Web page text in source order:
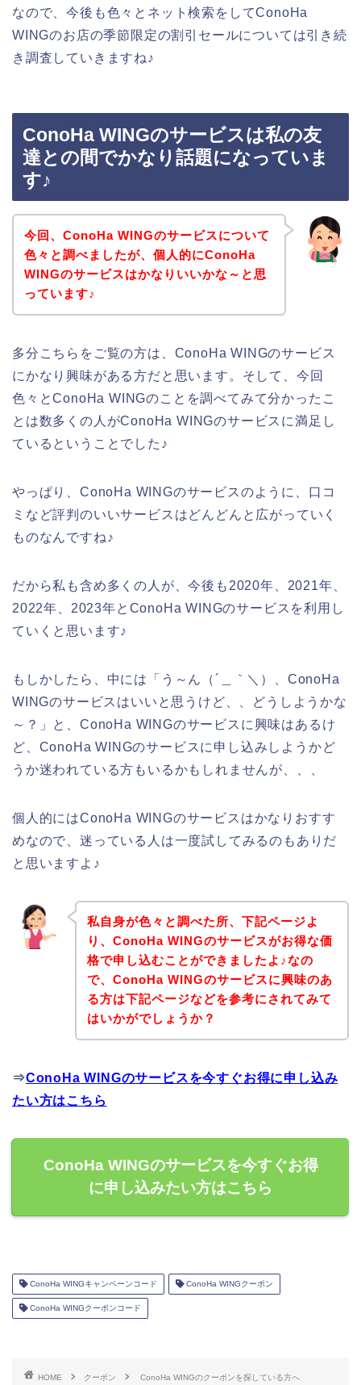
なので、今後も色々とネット検索をしてConoHa
WINGのお店の季節限定の割引セールについては引き続
き調査していきますね♪
ConoHa WINGのサービスは私の友
達との間でかなり話題になっていま
す♪
今回、ConoHa WINGのサービスについて
色々と調べましたが、個人的にConoHa
WINGのサービスはかなりいいかな～と思
っています♪
多分こちらをご覧の方は、ConoHa WINGのサービス
にかなり興味がある方だと思います。そして、今回
色々とConoHa WINGのことを調べてみて分かったこ
とは数多くの人がConoHa WINGのサービスに満足し
ているということでした♪
やっぱり、ConoHa WINGのサービスのように、口コ
ミなど評判のいいサービスはどんどんと広がっていく
ものなんですね♪
だから私も含め多くの人が、今後も2020年、2021年、
2022年、2023年とConoHa WINGのサービスを利用し
ていくと思います♪
もしかしたら、中には「う～ん（´＿｀＼）、ConoHa
WINGのサービスはいいと思うけど、、どうしようかな
～？」と、ConoHa WINGのサービスに興味はあるけ
ど、ConoHa WINGのサービスに申し込みしようかど
うか迷われている方もいるかもしれませんが、、、
個人的にはConoHa WINGのサービスはかなりおすす
めなので、迷っている人は一度試してみるのもありだ
と思いますよ♪
私自身が色々と調べた所、下記ページよ
り、ConoHa WINGのサービスがお得な価
格で申し込むことができましたよ♪なの
で、ConoHa WINGのサービスに興味のあ
る方は下記ページなどを参考にされてみて
はいかがでしょうか？
⇒ConoHa WINGのサービスを今すぐお得に申し込み
たい方はこちら
ConoHa WINGのサービスを今すぐお得
に申し込みたい方はこちら
ConoHa WINGキャンペーンコード ConoHa WINGクーポン
ConoHa WINGクーポンコード
HOME クーポン ConoHa WINGのクーポンを探している方へ